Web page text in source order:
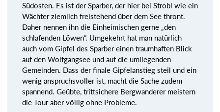
Südosten. Es ist der Sparber, der hier bei Strobl wie ein
Wächter ziemlich freistehend über dem See thront.
Daher nennen ihn die Einheimischen gerne „den
schlafenden Löwen“. Umgekehrt hat man natürlich
auch vom Gipfel des Sparber einen traumhaften Blick
auf den Wolfgangsee und auf die umliegenden
Gemeinden. Dass der finale Gipfelanstieg steil und ein
wenig anspruchsvoller ist, macht die Sache zudem
spannend. Geübte, trittsichere Bergwanderer meistern
die Tour aber völlig ohne Probleme.